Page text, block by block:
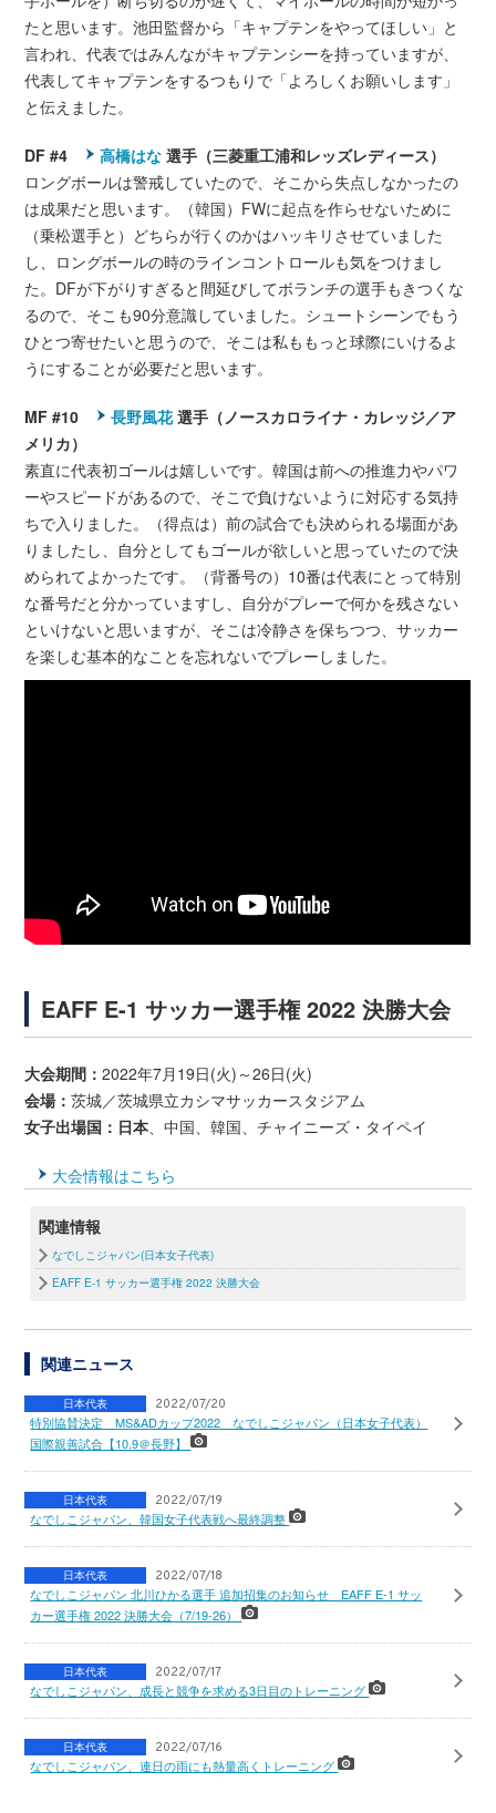
たと思います。池田監督から「キャプテンをやってほしい」と
言われ、代表ではみんながキャプテンシーを持っていますが、
代表してキャプテンをするつもりで「よろしくお願いします」
と伝えました。
DF #4 高橋はな 選手（三菱重工浦和レッズレディース）
ロングボールは警戒していたので、そこから失点しなかったの
は成果だと思います。（韓国）FWに起点を作らせないために
（乗松選手と）どちらが行くのかはハッキリさせていました
し、ロングボールの時のラインコントロールも気をつけまし
た。DFが下がりすぎると間延びしてボランチの選手もきつくな
るので、そこも90分意識していました。シュートシーンでもう
ひとつ寄せたいと思うので、そこは私ももっと球際にいけるよ
うにすることが必要だと思います。
MF #10 長野風花選手（ノースカロライナ・カレッジ／ア
メリカ）
素直に代表初ゴールは嬉しいです。韓国は前への推進力やパワ
ーやスピードがあるので、そこで負けないように対応する気持
ちで入りました。（得点は）前の試合でも決められる場面があ
りましたし、自分としてもゴールが欲しいと思っていたので決
められてよかったです。（背番号の）10番は代表にとって特別
な番号だと分かっていますし、自分がプレーで何かを残さない
といけないと思いますが、そこは冷静さを保ちつつ、サッカー
を楽しむ基本的なことを忘れないでプレーしました。
EAFF E-1 サッカー選手権 2022 決勝大会
大会期間：2022年7月19日(火)～26日(火)
会場：茨城／茨城県立カシマサッカースタジアム
女子出場国：日本 、中国、韓国、チャイニーズ・タイペイ
大会情報はこちら
関連情報
なでしこジャパン(日本女子代表)
EAFF E-1 サッカー選手権 2022 決勝大会
関連ニュース
日本代表 2022/07/20
特別協賛決定 MS&ADカップ2022 なでしこジャパン（日本女子代表）
国際親善試合【10.9＠長野】
日本代表 2022/07/19
なでしこジャパン、韓国女子代表戦へ最終調整
日本代表 2022/07/18
なでしこジャパン 北川ひかる選手 追加招集のお知らせ EAFF E-1 サッ
カー選手権 2022 決勝大会（7/19-26）
日本代表 2022/07/17
なでしこジャパン、成長と競争を求める3日目のトレーニング
日本代表 2022/07/16
なでしこジャパン、連日の雨にも熱量高くトレーニング